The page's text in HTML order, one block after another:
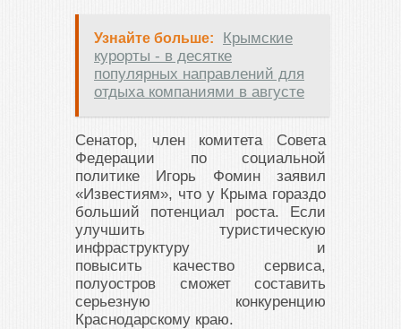
Узнайте больше:
Крымские
курорты - в десятке
популярных направлений для
отдыха компаниями в августе
Сенатор, член комитета Совета
Федерации по социальной
политике Игорь Фомин заявил
«Известиям», что у Крыма гораздо
больший потенциал роста. Если
улучшить туристическую
инфраструктуру и
повысить качество сервиса,
полуостров сможет составить
серьезную конкуренцию
Краснодарскому краю.